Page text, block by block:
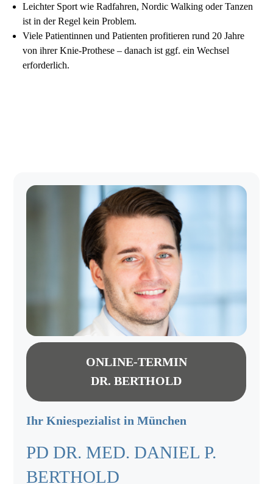
Leichter Sport wie Radfahren, Nordic Walking oder Tanzen
ist in der Regel kein Problem.
Viele Patientinnen und Patienten profitieren rund 20 Jahre
von ihrer Knie-Prothese – danach ist ggf. ein Wechsel
erforderlich.
ONLINE-TERMIN
DR. BERTHOLD
Ihr Kniespezialist in München
PD DR. MED. DANIEL P.
BERTHOLD